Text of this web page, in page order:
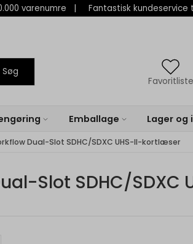
varenumre | Fantastisk kundeservice
Søg
Favoritliste
Emballage Lager og
Dual-Slot SDHC/SDXC UHS-II-kortlæser
Slot SDHC/